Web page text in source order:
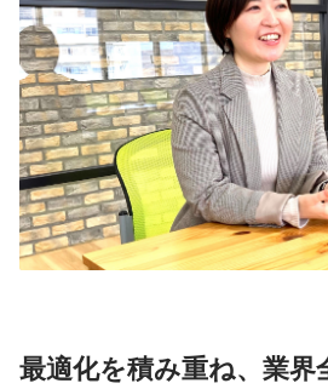
最適化を積み重ね、業界